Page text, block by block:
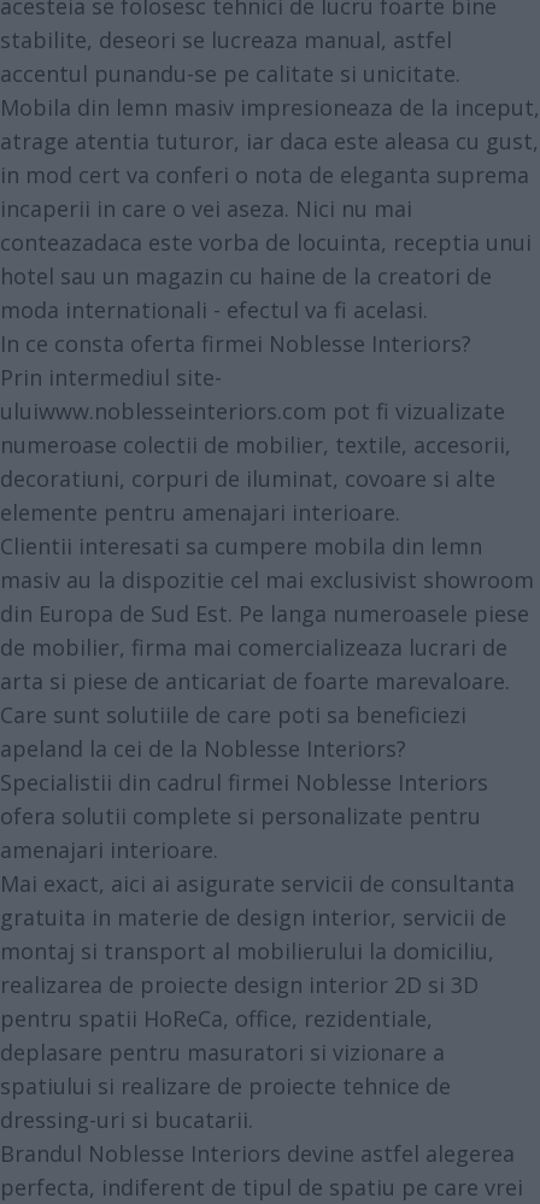
stabilite, deseori se lucreaza manual, astfel
accentul punandu-se pe calitate si unicitate.
Mobila din lemn masiv impresioneaza de la inceput,
atrage atentia tuturor, iar daca este aleasa cu gust,
in mod cert va conferi o nota de eleganta suprema
incaperii in care o vei aseza. Nici nu mai
conteazadaca este vorba de locuinta, receptia unui
hotel sau un magazin cu haine de la creatori de
moda internationali - efectul va fi acelasi.
In ce consta oferta firmei Noblesse Interiors?
Prin intermediul site-
uluiwww.noblesseinteriors.com pot fi vizualizate
numeroase colectii de mobilier, textile, accesorii,
decoratiuni, corpuri de iluminat, covoare si alte
elemente pentru amenajari interioare.
Clientii interesati sa cumpere mobila din lemn
masiv au la dispozitie cel mai exclusivist showroom
din Europa de Sud Est. Pe langa numeroasele piese
de mobilier, firma mai comercializeaza lucrari de
arta si piese de anticariat de foarte marevaloare.
Care sunt solutiile de care poti sa beneficiezi
apeland la cei de la Noblesse Interiors?
Specialistii din cadrul firmei Noblesse Interiors
ofera solutii complete si personalizate pentru
amenajari interioare.
Mai exact, aici ai asigurate servicii de consultanta
gratuita in materie de design interior, servicii de
montaj si transport al mobilierului la domiciliu,
realizarea de proiecte design interior 2D si 3D
pentru spatii HoReCa, office, rezidentiale,
deplasare pentru masuratori si vizionare a
spatiului si realizare de proiecte tehnice de
dressing-uri si bucatarii.
Brandul Noblesse Interiors devine astfel alegerea
perfecta, indiferent de tipul de spatiu pe care vrei